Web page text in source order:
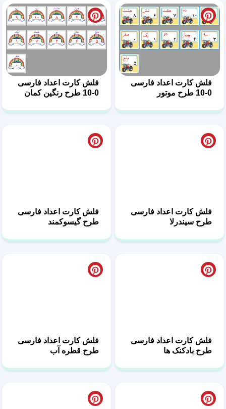
فلش کارت اعداد فارسی
0-10 طرح موتور
فلش کارت اعداد فارسی
0-10 طرح رنگین کمان
فلش کارت اعداد فارسی
طرح سیندرلا
فلش کارت اعداد فارسی
طرح گیسوکمند
فلش کارت اعداد فارسی
طرح بادکنک ها
فلش کارت اعداد فارسی
طرح قطره آب